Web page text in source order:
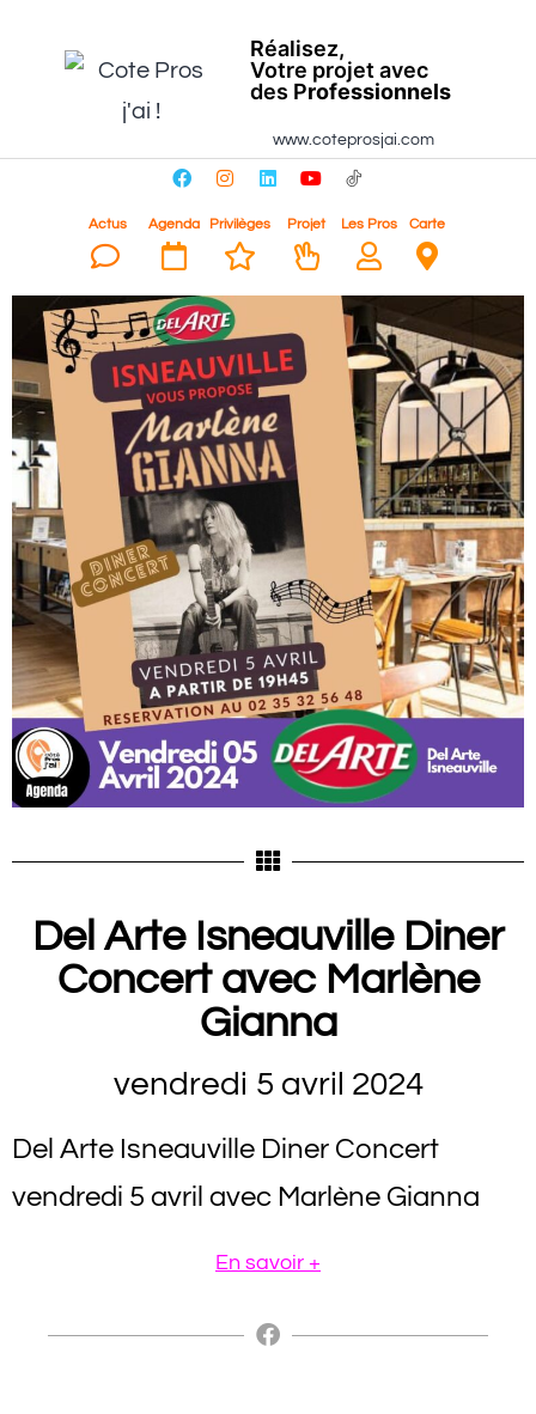
Réalisez,
Votre projet avec
des Professionnels
www.coteprosjai.com
Actus Agenda Privilèges Projet Les Pros Carte
Del Arte Isneauville Diner
Concert avec Marlène
Gianna
vendredi 5 avril 2024
Del Arte Isneauville Diner Concert
vendredi 5 avril avec Marlène Gianna
En savoir +